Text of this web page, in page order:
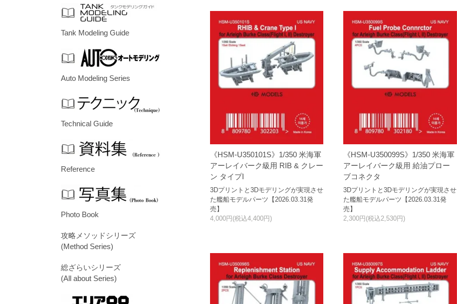
《HSM-U350101S》1/350 米海軍
アーレイバーク級用 RIB & クレー
ン タイプI
3Dプリントと3Dモデリングが実現させ
た艦船モデルパーツ【2026.03.31発
売】
4,000円(税込4,400円)
《HSM-U350099S》1/350 米海軍
アーレイバーク級用 給油プロー
ブコネクタ
3Dプリントと3Dモデリングが実現させ
た艦船モデルパーツ【2026.03.31発
売】
2,300円(税込2,530円)
Tank Modeling Guide
Auto Modeling Series
Technical Guide
Reference
Photo Book
攻略メソッドシリーズ
(Method Series)
総ざらいシリーズ
(All about Series)